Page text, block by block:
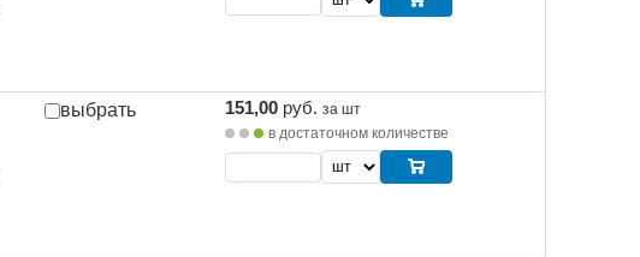
выбрать 151,00 руб. за шт
в достаточном количестве